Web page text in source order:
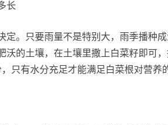
。只要雨量不是特别大，雨季播种成
的土壤，在土壤里撒上白菜籽即可
只有水分充足才能满足白菜根对营养